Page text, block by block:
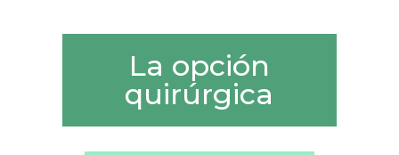
La opción
quirúrgica